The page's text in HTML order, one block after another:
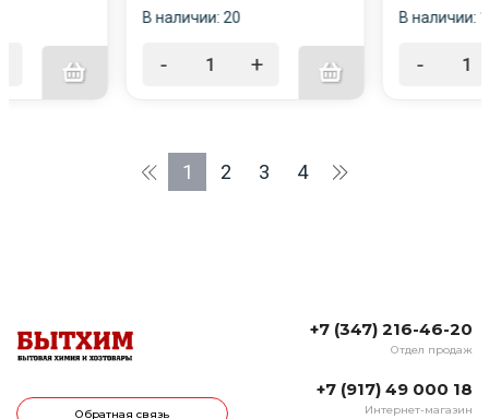
В наличии: 20
- +
В наличии:
-
1 2 3 4
Обратная связь
+7 (347) 216-46-20
Отдел продаж
+7 (917) 49 000 18
Интернет-магазин